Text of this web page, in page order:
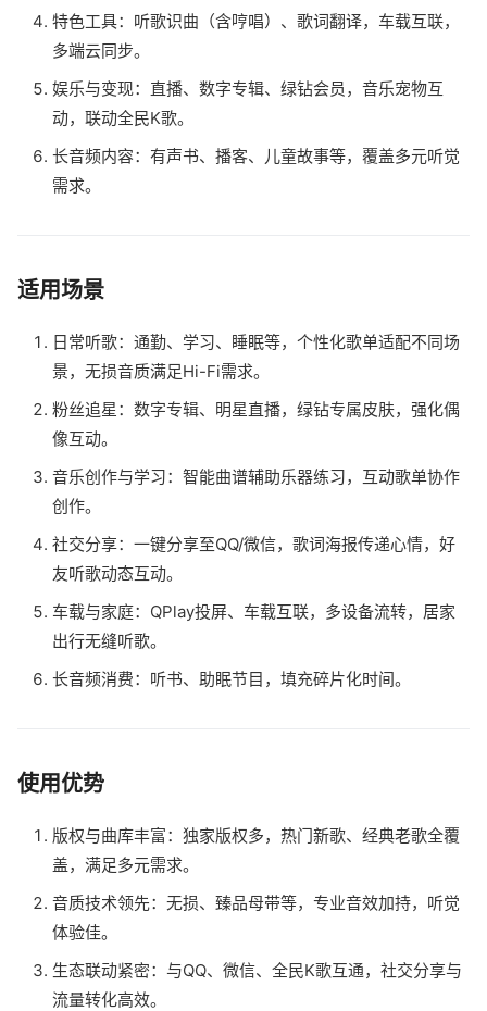
特色工具：听歌识曲（含哼唱）、歌词翻译，车载互联，
多端云同步。
娱乐与变现：直播、数字专辑、绿钻会员，音乐宠物互
动，联动全民K歌。
长音频内容：有声书、播客、儿童故事等，覆盖多元听觉
需求。
适用场景
日常听歌：通勤、学习、睡眠等，个性化歌单适配不同场
景，无损音质满足Hi-Fi需求。
粉丝追星：数字专辑、明星直播，绿钻专属皮肤，强化偶
像互动。
音乐创作与学习：智能曲谱辅助乐器练习，互动歌单协作
创作。
社交分享：一键分享至QQ/微信，歌词海报传递心情，好
友听歌动态互动。
车载与家庭：QPlay投屏、车载互联，多设备流转，居家
出行无缝听歌。
长音频消费：听书、助眠节目，填充碎片化时间。
使用优势
版权与曲库丰富：独家版权多，热门新歌、经典老歌全覆
盖，满足多元需求。
音质技术领先：无损、臻品母带等，专业音效加持，听觉
体验佳。
生态联动紧密：与QQ、微信、全民K歌互通，社交分享与
流量转化高效。